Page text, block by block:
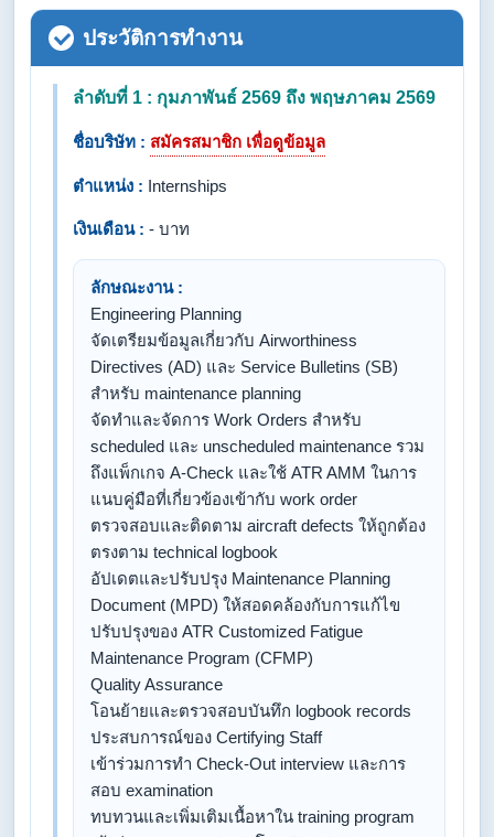
ประวัติการทำงาน
ลำดับที่ 1 : กุมภาพันธ์ 2569 ถึง พฤษภาคม 2569
ชื่อบริษัท : สมัครสมาชิก เพื่อดูข้อมูล
ตำแหน่ง : Internships
เงินเดือน : - บาท
ลักษณะงาน :
Engineering Planning
​จัดเตรียมข้อมูลเกี่ยวกับ Airworthiness
Directives (AD) และ Service Bulletins (SB)
สำหรับ maintenance planning
​จัดทำและจัดการ Work Orders สำหรับ
scheduled และ unscheduled maintenance รวม
ถึงแพ็กเกจ A-Check และใช้ ATR AMM ในการ
แนบคู่มือที่เกี่ยวข้องเข้ากับ work order
​ตรวจสอบและติดตาม aircraft defects ให้ถูกต้อง
ตรงตาม technical logbook
​อัปเดตและปรับปรุง Maintenance Planning
Document (MPD) ให้สอดคล้องกับการแก้ไข
ปรับปรุงของ ATR Customized Fatigue
Maintenance Program (CFMP)
​Quality Assurance
​โอนย้ายและตรวจสอบบันทึก logbook records
ประสบการณ์ของ Certifying Staff
​เข้าร่วมการทำ Check-Out interview และการ
สอบ examination
​ทบทวนและเพิ่มเติมเนื้อหาใน training program